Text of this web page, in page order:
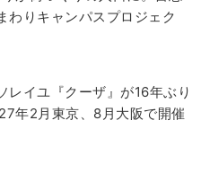
わりキャンパスプロジェク
レイユ『クーザ』が16年ぶり
年2月東京、8月大阪で開催